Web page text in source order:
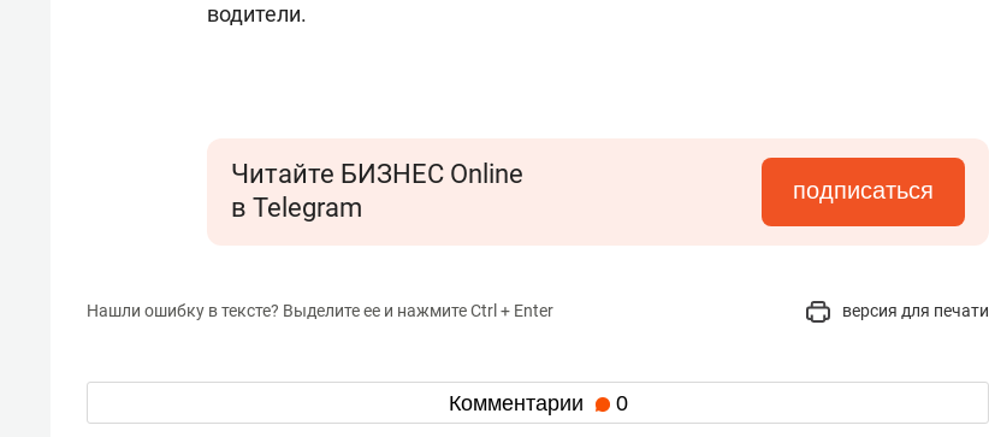
водители.
Читайте БИЗНЕС Online
в Telegram
подписаться
Нашли ошибку в тексте? Выделите ее и нажмите Ctrl + Enter версия для печати
Комментарии 0